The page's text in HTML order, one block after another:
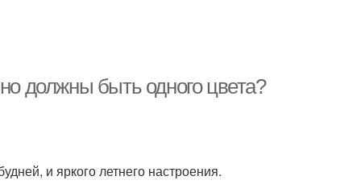
должны быть одного цвета?
и яркого летнего настроения.